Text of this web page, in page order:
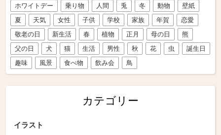
ホワイトデー
乗り物 人間 兎 冬 動物
壁紙
夏
天気 女性 子供 学校 家族 年賀
恋愛
敬老の日
新生活 春 植物 正月 母の日
熊
父の日
犬 猫 生活 男性 秋 花 虫
誕生日
趣味
風景 食べ物 飲み会 鳥
カテゴリー
イラスト